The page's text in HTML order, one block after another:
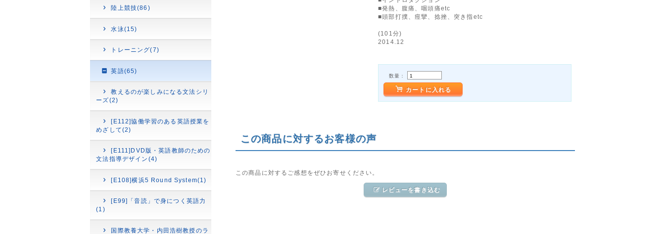
陸上競技(86)
水泳(15)
トレーニング(7)
英語(65)
教えるのが楽しみになる文法シリ
ーズ(2)
[E112]協働学習のある英語授業を
めざして(2)
[E111]DVD版・英語教師のための
文法指導デザイン(4)
[E108]横浜5 Round System(1)
[E99]「音読」で身につく英語力
(1)
国際教養大学・内田浩樹教授のラ
■発熱、腹痛、咽頭痛etc
■頭部打撲、痙攣、捻挫、突き指etc
(101分)
2014.12
数量：
カートに入れる
この商品に対するお客様の声
この商品に対するご感想をぜひお寄せください。
レビューを書き込む